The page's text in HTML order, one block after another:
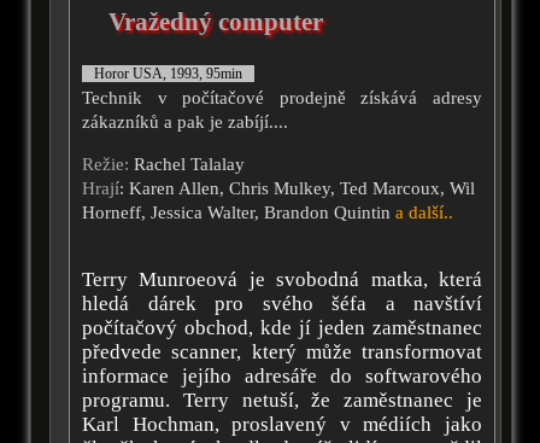
Vražedný computer
Horor USA, 1993, 95min
Technik v počítačové prodejně získává adresy
zákazníků a pak je zabíjí....
Režie: Rachel Talalay
Hrají: Karen Allen, Chris Mulkey, Ted Marcoux, Wil
Horneff, Jessica Walter, Brandon Quintin a další..
Terry Munroeová je svobodná matka, která
hledá dárek pro svého šéfa a navštíví
počítačový obchod, kde jí jeden zaměstnanec
předvede scanner, který může transformovat
informace jejího adresáře do softwarového
programu. Terry netuší, že zaměstnanec je
Karl Hochman, proslavený v médiích jako